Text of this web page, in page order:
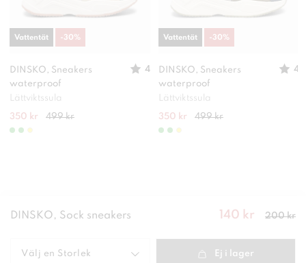
DINSKO, Sneakers
waterproof
4
Lättviktssula
350 kr 499 kr
Vattentät -30%
DINSKO, Sneakers
waterproof
4
Lättviktssula
350 kr 499 kr
Vattentät -30%
DINSKO, Sock sneakers
Nuvarande
krTidigare
pris
140 kr 200 kr
Välj en Storlek Ej i lager